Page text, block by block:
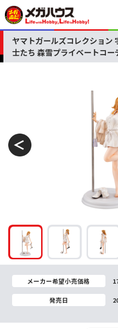
ヤマトガールズコレクショ
士たち 森雪プライベートコー
メーカー希望小売価格
発売日